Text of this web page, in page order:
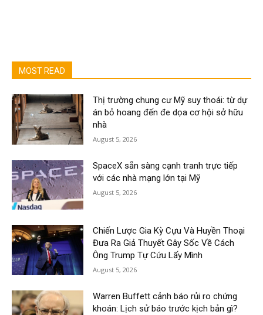
MOST READ
Thị trường chung cư Mỹ suy thoái: từ dự
án bỏ hoang đến đe dọa cơ hội sở hữu
nhà
August 5, 2026
SpaceX sẵn sàng cạnh tranh trực tiếp
với các nhà mạng lớn tại Mỹ
August 5, 2026
Chiến Lược Gia Kỳ Cựu Và Huyền Thoại
Đưa Ra Giả Thuyết Gây Sốc Về Cách
Ông Trump Tự Cứu Lấy Mình
August 5, 2026
Warren Buffett cảnh báo rủi ro chứng
khoán: Lịch sử báo trước kịch bản gì?